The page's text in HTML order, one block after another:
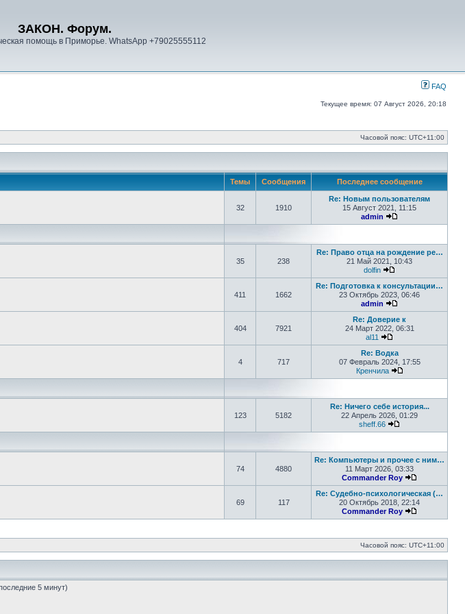
ЗАКОН. Форум.
помощь в Приморье. WhatsApp +79025555112
FAQ
Текущее время: 07 Август 2026, 20:18
Часовой пояс: UTC+11:00
Темы Сообщения Последнее сообщение
32 1910
Re: Новым пользователям
15 Август 2021, 11:15
admin
Перейти к
35 238
Re: Право отца на рождение ре…
21 Май 2021, 10:43
dolfin
Перейти к
411 1662
Re: Подготовка к консультации…
23 Октябрь 2023, 06:46
admin
Перейти к
404 7921
Re: Доверие к
24 Март 2022, 06:31
al11
Перейти к
4 717
Re: Водка
07 Февраль 2024, 17:55
Кренчила
Перейти к
123 5182
Re: Ничего себе история...
22 Апрель 2026, 01:29
sheff.66
Перейти к
74 4880
Re: Компьютеры и прочее с ним…
11 Март 2026, 03:33
Commander Roy
Перейти к
69 117
Re: Судебно-психологическая (…
20 Октябрь 2018, 22:14
Commander Roy
Перейти к
Часовой пояс: UTC+11:00
5 минут)